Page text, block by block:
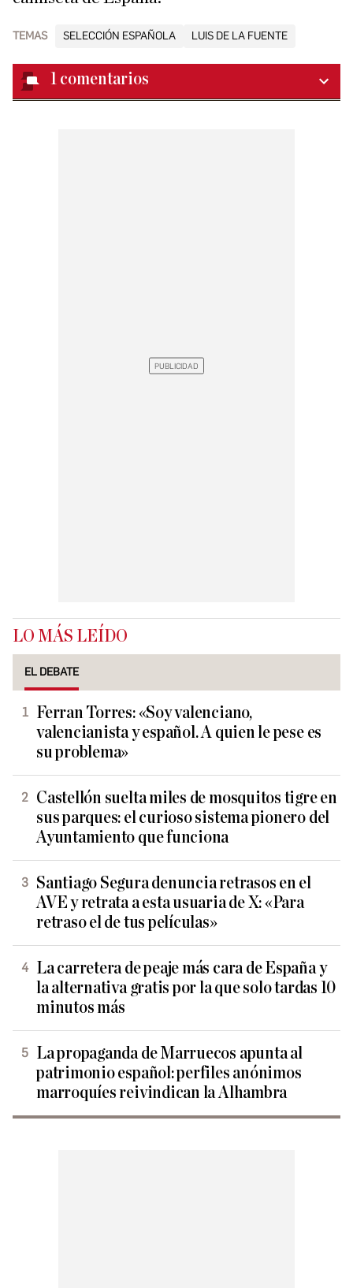
TEMAS SELECCIÓN ESPAÑOLA LUIS DE LA FUENTE
1 comentarios
LO MÁS LEÍDO
EL DEBATE
Ferran Torres: «Soy valenciano,
valencianista y español. A quien le pese es
su problema»
Castellón suelta miles de mosquitos tigre en
sus parques: el curioso sistema pionero del
Ayuntamiento que funciona
Santiago Segura denuncia retrasos en el
AVE y retrata a esta usuaria de X: «Para
retraso el de tus películas»
La carretera de peaje más cara de España y
la alternativa gratis por la que solo tardas 10
minutos más
La propaganda de Marruecos apunta al
patrimonio español: perfiles anónimos
marroquíes reivindican la Alhambra